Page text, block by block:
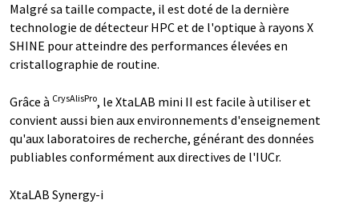
Malgré sa taille compacte, il est doté de la dernière
technologie de détecteur HPC et de l'optique à rayons X
SHINE pour atteindre des performances élevées en
cristallographie de routine.
Grâce à CrysAlisPro, le XtaLAB mini II est facile à utiliser et
convient aussi bien aux environnements d'enseignement
qu'aux laboratoires de recherche, générant des données
publiables conformément aux directives de l'IUCr.
XtaLAB Synergy-i